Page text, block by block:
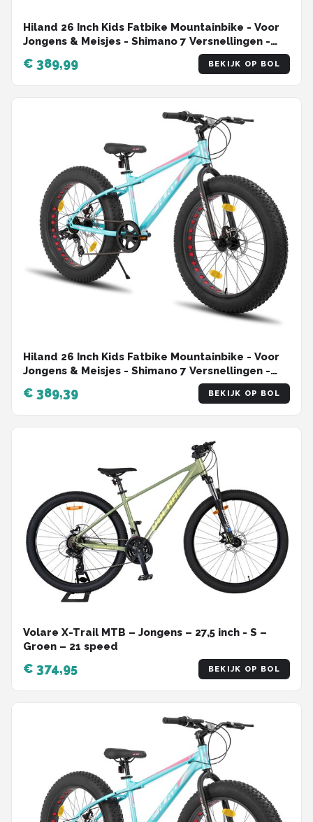
Hiland 26 Inch Kids Fatbike Mountainbike - Voor
Jongens & Meisjes - Shimano 7 Versnellingen -
Dubbele Schijfremmen - Vanaf 5 Jaar - Geschikt
voor buitenactiviteiten in de lente
€ 389,99 BEKIJK OP BOL
Hiland 26 Inch Kids Fatbike Mountainbike - Voor
Jongens & Meisjes - Shimano 7 Versnellingen -
Dubbele Schijfremmen - Vanaf 5 Jaar - Geschikt
voor buitenactiviteiten in de lente
€ 389,39 BEKIJK OP BOL
Volare X-Trail MTB – Jongens – 27,5 inch - S –
Groen – 21 speed
€ 374,95 BEKIJK OP BOL